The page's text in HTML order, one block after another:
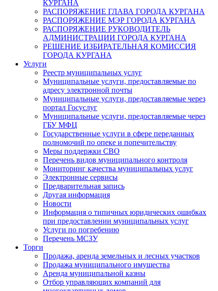
КУРГАНА
РАСПОРЯЖЕНИЕ ГЛАВА ГОРОДА КУРГАНА
РАСПОРЯЖЕНИЕ МЭР ГОРОДА КУРГАНА
РАСПОРЯЖЕНИЕ РУКОВОДИТЕЛЬ
АДМИНИСТРАЦИИ ГОРОДА КУРГАНА
РЕШЕНИЕ ИЗБИРАТЕЛЬНАЯ КОМИССИЯ
ГОРОДА КУРГАНА
Услуги
Реестр муниципальных услуг
Муниципальные услуги, предоставляемые по
адресу электронной почты
Муниципальные услуги, предоставляемые через
портал Госуслуг
Муниципальные услуги, предоставляемые через
ГБУ МФЦ
Государственные услуги в сфере переданных
полномочий по опеке и попечительству
Меры поддержки СВО
Перечень видов муниципального контроля
Мониторинг качества муниципальных услуг
Электронные сервисы
Предварительная запись
Другая информация
Новости
Информация о типичных юридических ошибках
при предоставлении муниципальных услуг
Услуги по погребению
Перечень МСЗУ
Торги
Продажа, аренда земельных и лесных участков
Продажа муниципального имущества
Аренда муниципальной казны
Отбор управляющих компаний для